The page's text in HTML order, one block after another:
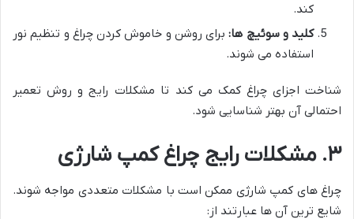
کند.
کلید و سوئیچ ها:برای روشن و خاموش کردن چراغ و تنظیم نور
استفاده می شوند.
شناخت اجزای چراغ کمک می کند تا مشکلات رایج و روش تعمیر
احتمالی آن بهتر شناسایی شود.
۳. مشکلات رایج چراغ کمپ شارژی
چراغ های کمپ شارژی ممکن است با مشکلات متعددی مواجه شوند.
شایع ترین آن ها عبارتند از: